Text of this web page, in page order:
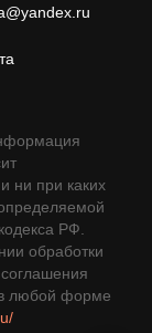
ни при каких
РФ.
обработки
в любой форме